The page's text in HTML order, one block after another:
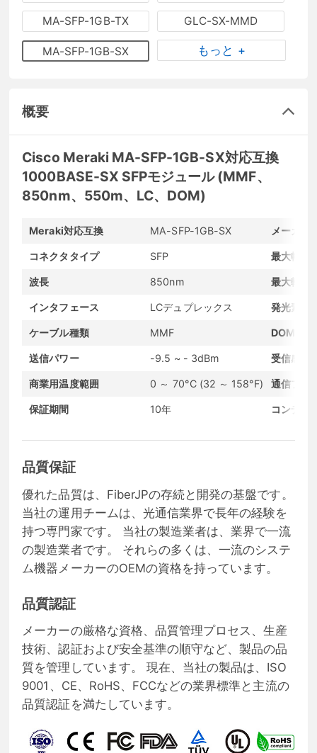
MA-SFP-1GB-TX GLC-SX-MMD
MA-SFP-1GB-SX もっと +
概要
Cisco Meraki MA-SFP-1GB-SX対応互換
1000BASE-SX SFPモジュール (MMF、
850nm、550m、LC、DOM)
Meraki対応互換 MA-SFP-1GB-SX メーカー
コネクタタイプ SFP 最大転送
波長 850nm 最大転送
インタフェース LCデュプレックス 発光素子
ケーブル種類 MMF DOMサ
送信パワー -9.5 ~ - 3dBm 受信感度
商業用温度範囲 0 ～ 70°C (32 ～ 158°F) 通信プロ
保証期間 10年 コンディ
品質保証
優れた品質は、FiberJPの存続と開発の基盤です。
当社の運用チームは、光通信業界で長年の経験を
持つ専門家です。 当社の製造業者は、業界で一流
の製造業者です。 それらの多くは、一流のシステ
ム機器メーカーのOEMの資格を持っています。
品質認証
メーカーの厳格な資格、品質管理プロセス、生産
技術、認証および安全基準の順守など、製品の品
質を管理しています。 現在、当社の製品は、ISO
9001、CE、RoHS、FCCなどの業界標準と主流の
品質認証を満たしています。